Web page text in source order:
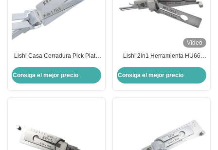
Lishi Casa Cerradura Pick Plata
inoxidable Lishi 2 en 1
Selecciones Herramienta Kw1
Consiga el mejor precio
Vídeo
Lishi 2in1 Herramienta HU66
M1/MS2 B111 TE2 Decodificador
de escogida de bloqueo
Consiga el mejor precio